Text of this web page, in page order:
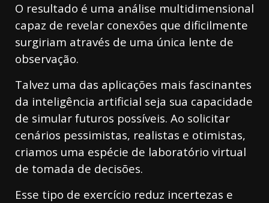
O resultado é uma análise multidimensional
capaz de revelar conexões que dificilmente
surgiriam através de uma única lente de
observação.
Talvez uma das aplicações mais fascinantes
da inteligência artificial seja sua capacidade
de simular futuros possíveis. Ao solicitar
cenários pessimistas, realistas e otimistas,
criamos uma espécie de laboratório virtual
de tomada de decisões.
Esse tipo de exercício reduz incertezas e